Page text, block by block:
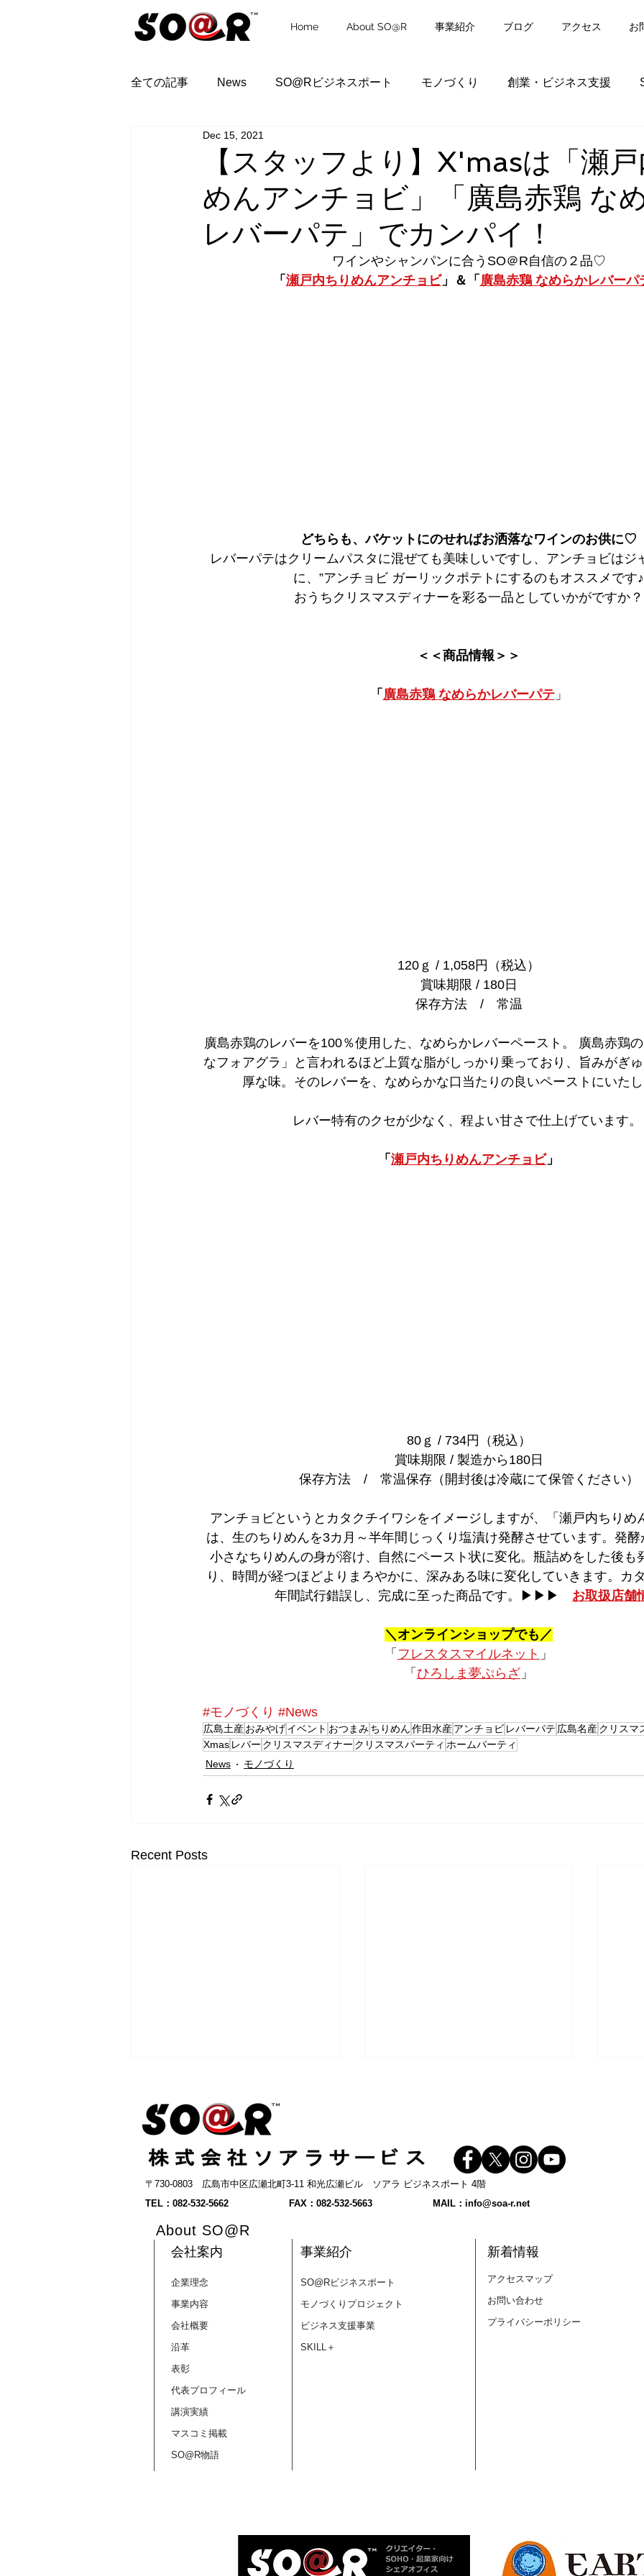
Home About SO@R 事業紹介 ブログ アクセス お
全ての記事 News SO@Rビジネスポート モノづくり 創業・ビジネス支援
【スタッフより】X'masは「瀬戸
めんアンチョビ」「廣島赤鶏 な
レバーパテ」でカンパイ！
Dec 15, 2021
ワインやシャンパンに合うSO＠R自信の２品♡
「 瀬戸内ちりめんアンチョビ」＆「 廣島赤鶏 なめらかレバーパ
どちらも、バケットにのせればお洒落なワインのお供に♡
レバーパテはクリームパスタに混ぜても美味しいですし、アンチョビはジ
に、”アンチョビ ガーリックポテトにするのもオススメです♪
おうちクリスマスディナーを彩る一品としていかがですか？
＜＜商品情報＞＞
「 廣島赤鶏 なめらかレバーパテ」
120ｇ / 1,058円（税込）
賞味期限 / 180日
保存方法　/　常温
廣島赤鶏のレバーを100％使用した、なめらかレバーペースト。 廣島赤鶏
なフォアグラ」と言われるほど上質な脂がしっかり乗っており、旨みがぎ
厚な味。そのレバーを、なめらかな口当たりの良いペーストにいたし
レバー特有のクセが少なく、程よい甘さで仕上げています。
「 瀬戸内ちりめんアンチョビ」
80ｇ / 734円（税込）
賞味期限 / 製造から180日
保存方法　/　常温保存（開封後は冷蔵にて保管ください）
アンチョビというとカタクチイワシをイメージしますが、「瀬戸内ちりめ
は、生のちりめんを3カ月～半年間じっくり塩漬け発酵させています。発酵
小さなちりめんの身が溶け、自然にペースト状に変化。瓶詰めをした後も
り、時間が経つほどよりまろやかに、深みある味に変化していきます。カ
年間試行錯誤し、完成に至った商品です。▶▶▶ お取扱店舗
＼オンラインショップでも／
「 フレスタスマイルネット 」
「 ひろしま夢ぷらざ 」
#モノづくり #News
広島土産おみやげイベント おつまみちりめん作田水産アンチョビ レバーパテ 広島名産クリスマ
Xmas レバー クリスマスディナー クリスマスパーティ ホームパーティ
News
モノづくり
Recent Posts
【求人】一緒に広島の「あっ
くれる仲間を募集します
【プレスリリース】2026年9
〒730-0803 広島市中区広瀬北町3-11 和光広瀬ビル ソアラ ビジネスポート 4階
TEL：082-532-5662
FAX：082-532-5663 MAIL： info@soa-r.net
About SO@R
会社案内
企業理念
事業内容
会社概要
沿革
表彰
代表プロフィール
講演実績
マスコミ掲載
SO@R物語
事業紹介
SO@Rビジネスポート
モノづくりプロジェクト
ビジネス支援事業
SKILL＋
新着情報
アクセスマップ
お問い合わせ
プライバシーポリシー